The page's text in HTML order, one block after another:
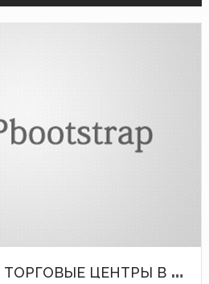
С
АМЫЕ БОЛЬШИЕ ТОРГОВЫЕ ЦЕНТРЫ В МИРЕ